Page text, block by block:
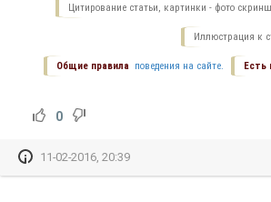
Цитирование статьи, картинки - фото
Иллюстрация к
Есть
Общие правила поведения на сайте.
0
11-02-2016, 20:39